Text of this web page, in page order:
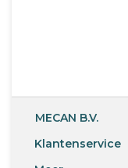
MECAN B.V.
Klantenservice